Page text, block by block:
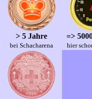
> 5 Jahre
bei Schacharena
=>
hier